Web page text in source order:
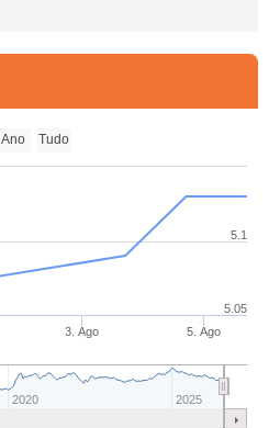
Ano Tudo
3. Ago 5. Ago
2020 2025
5.05
5.1